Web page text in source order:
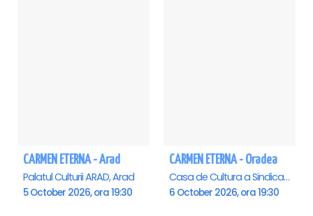
CARMEN ETERNA - Arad
Palatul Culturii ARAD, Arad
5 October 2026, ora 19:30
CARMEN ETERNA - Oradea
Casa de Cultura a Sindicatelor , Oradea
6 October 2026, ora 19:30